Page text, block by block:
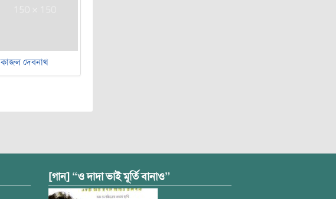
কাজল দেবনাথ
[গান] “ও দাদা ভাই মূর্তি বানাও”